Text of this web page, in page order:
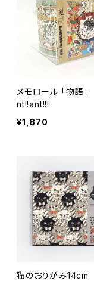
メモロール 「物語
nt!!ant!!!
¥1,870
猫のおりがみ